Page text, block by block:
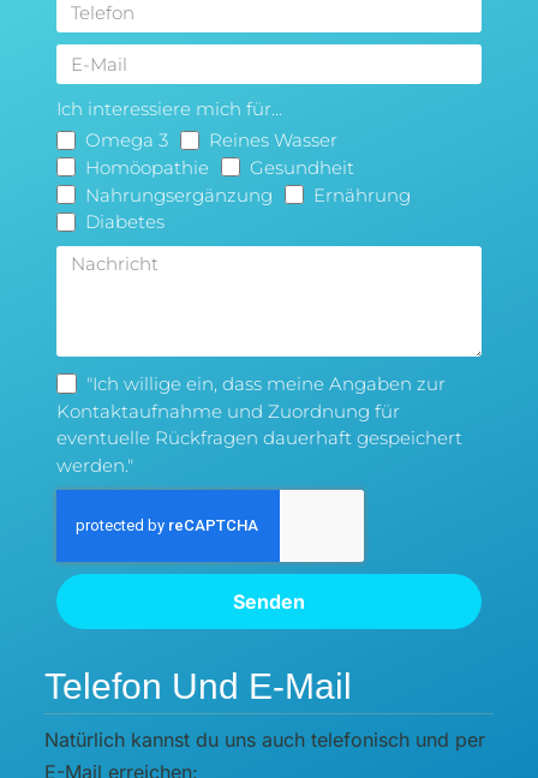
Ich interessiere mich für...
Omega 3
Reines Wasser
Homöopathie
Gesundheit
Nahrungsergänzung
Ernährung
Diabetes
"Ich willige ein, dass meine Angaben zur
Kontaktaufnahme und Zuordnung für
eventuelle Rückfragen dauerhaft gespeichert
werden."
Senden
Telefon Und E-Mail
Natürlich kannst du uns auch telefonisch und per
E-Mail erreichen: